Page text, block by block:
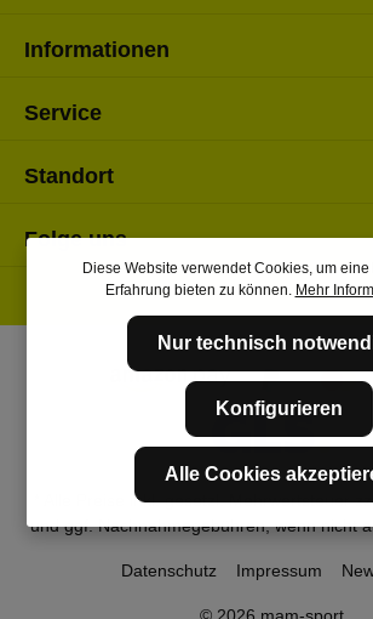
Informationen
Service
Standort
Folge uns
* Alle Preise inkl. gesetzl. Mehrwertsteuer
und ggf. Nachnahmegebühren, wenn nicht
Datenschutz Impressum
Diese Website verwendet Cookies, um
Erfahrung bieten zu können. Mehr
Nur technisch
Konfigurieren
Alle Cookies